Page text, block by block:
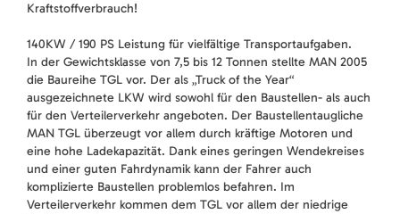
Kraftstoffverbrauch!
140KW / 190 PS Leistung für vielfältige Transportaufgaben.
In der Gewichtsklasse von 7,5 bis 12 Tonnen stellte MAN 2005
die Baureihe TGL vor. Der als „Truck of the Year“
ausgezeichnete LKW wird sowohl für den Baustellen- als auch
für den Verteilerverkehr angeboten. Der Baustellentaugliche
MAN TGL überzeugt vor allem durch kräftige Motoren und
eine hohe Ladekapazität. Dank eines geringen Wendekreises
und einer guten Fahrdynamik kann der Fahrer auch
komplizierte Baustellen problemlos befahren. Im
Verteilerverkehr kommen dem TGL vor allem der niedrige